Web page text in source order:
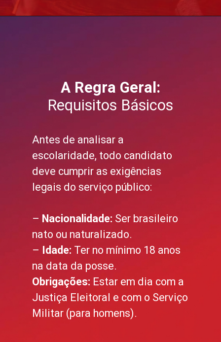
A Regra Geral:
Requisitos Básicos
Antes de analisar a
escolaridade, todo candidato
deve cumprir as exigências
legais do serviço público:
– Nacionalidade: Ser brasileiro
nato ou naturalizado.
– Idade: Ter no mínimo 18 anos
na data da posse.
Obrigações: Estar em dia com a
Justiça Eleitoral e com o Serviço
Militar (para homens).